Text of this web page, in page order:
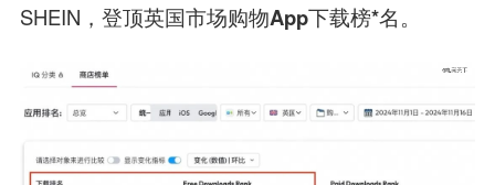
SHEIN， 登顶英国市场购物App下载榜*名。